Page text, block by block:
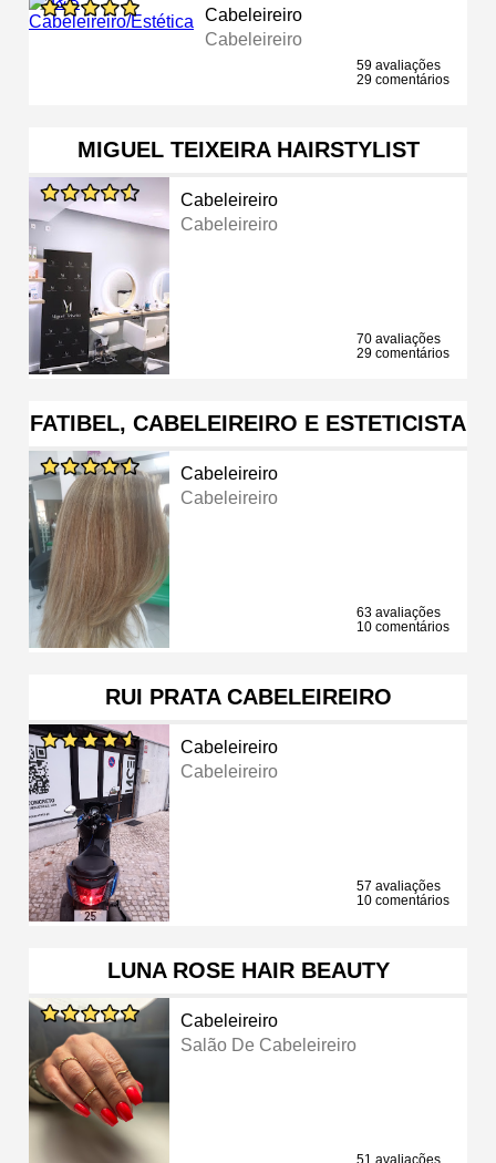
Cabeleireiro
Cabeleireiro
59 avaliações
29 comentários
MIGUEL TEIXEIRA HAIRSTYLIST
Cabeleireiro
Cabeleireiro
70 avaliações
29 comentários
FATIBEL, CABELEIREIRO E ESTETICISTA
Cabeleireiro
Cabeleireiro
63 avaliações
10 comentários
RUI PRATA CABELEIREIRO
Cabeleireiro
Cabeleireiro
57 avaliações
10 comentários
LUNA ROSE HAIR BEAUTY
Cabeleireiro
Salão De Cabeleireiro
51 avaliações